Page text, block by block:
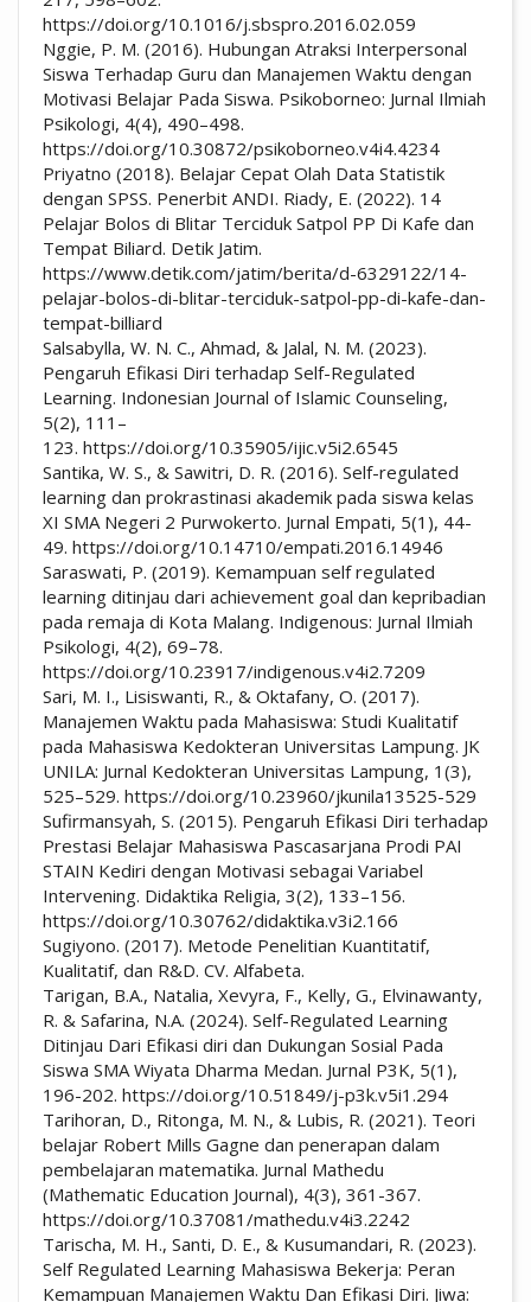
https://doi.org/10.1016/j.sbspro.2016.02.059
Nggie, P. M. (2016). Hubungan Atraksi Interpersonal
Siswa Terhadap Guru dan Manajemen Waktu dengan
Motivasi Belajar Pada Siswa. Psikoborneo: Jurnal Ilmiah
Psikologi, 4(4), 490–498.
https://doi.org/10.30872/psikoborneo.v4i4.4234
Priyatno (2018). Belajar Cepat Olah Data Statistik
dengan SPSS. Penerbit ANDI. Riady, E. (2022). 14
Pelajar Bolos di Blitar Terciduk Satpol PP Di Kafe dan
Tempat Biliard. Detik Jatim.
https://www.detik.com/jatim/berita/d-6329122/14-
pelajar-bolos-di-blitar-terciduk-satpol-pp-di-kafe-dan-
tempat-billiard
Salsabylla, W. N. C., Ahmad, & Jalal, N. M. (2023).
Pengaruh Efikasi Diri terhadap Self-Regulated
Learning. Indonesian Journal of Islamic Counseling,
5(2), 111–
123. https://doi.org/10.35905/ijic.v5i2.6545
Santika, W. S., & Sawitri, D. R. (2016). Self-regulated
learning dan prokrastinasi akademik pada siswa kelas
XI SMA Negeri 2 Purwokerto. Jurnal Empati, 5(1), 44-
49. https://doi.org/10.14710/empati.2016.14946
Saraswati, P. (2019). Kemampuan self regulated
learning ditinjau dari achievement goal dan kepribadian
pada remaja di Kota Malang. Indigenous: Jurnal Ilmiah
Psikologi, 4(2), 69–78.
https://doi.org/10.23917/indigenous.v4i2.7209
Sari, M. I., Lisiswanti, R., & Oktafany, O. (2017).
Manajemen Waktu pada Mahasiswa: Studi Kualitatif
pada Mahasiswa Kedokteran Universitas Lampung. JK
UNILA: Jurnal Kedokteran Universitas Lampung, 1(3),
525–529. https://doi.org/10.23960/jkunila13525-529
Sufirmansyah, S. (2015). Pengaruh Efikasi Diri terhadap
Prestasi Belajar Mahasiswa Pascasarjana Prodi PAI
STAIN Kediri dengan Motivasi sebagai Variabel
Intervening. Didaktika Religia, 3(2), 133–156.
https://doi.org/10.30762/didaktika.v3i2.166
Sugiyono. (2017). Metode Penelitian Kuantitatif,
Kualitatif, dan R&D. CV. Alfabeta.
Tarigan, B.A., Natalia, Xevyra, F., Kelly, G., Elvinawanty,
R. & Safarina, N.A. (2024). Self-Regulated Learning
Ditinjau Dari Efikasi diri dan Dukungan Sosial Pada
Siswa SMA Wiyata Dharma Medan. Jurnal P3K, 5(1),
196-202. https://doi.org/10.51849/j-p3k.v5i1.294
Tarihoran, D., Ritonga, M. N., & Lubis, R. (2021). Teori
belajar Robert Mills Gagne dan penerapan dalam
pembelajaran matematika. Jurnal Mathedu
(Mathematic Education Journal), 4(3), 361-367.
https://doi.org/10.37081/mathedu.v4i3.2242
Tarischa, M. H., Santi, D. E., & Kusumandari, R. (2023).
Self Regulated Learning Mahasiswa Bekerja: Peran
Kemampuan Manajemen Waktu Dan Efikasi Diri. Jiwa: